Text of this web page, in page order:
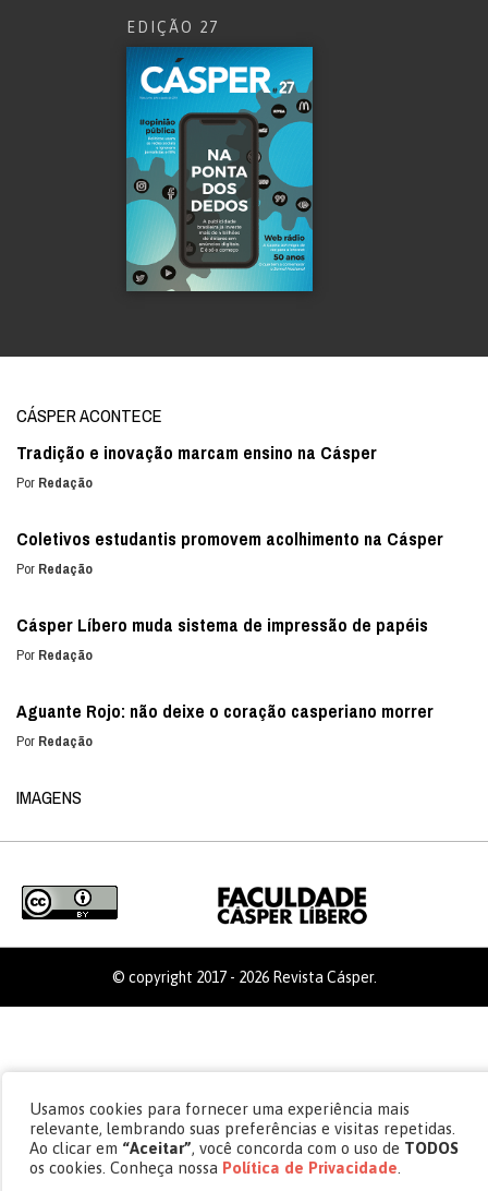
EDIÇÃO 27
CÁSPER ACONTECE
Tradição e inovação marcam ensino na Cásper
PorRedação
Coletivos estudantis promovem acolhimento na Cásper
PorRedação
Cásper Líbero muda sistema de impressão de papéis
PorRedação
Aguante Rojo: não deixe o coração casperiano morrer
PorRedação
IMAGENS
© copyright 2017 - 2026 Revista Cásper.
Usamos cookies para fornecer uma experiência mais
relevante, lembrando suas preferências e visitas repetidas.
Ao clicar em “Aceitar”, você concorda com o uso de TODOS
os cookies. Conheça nossa Política de Privacidade